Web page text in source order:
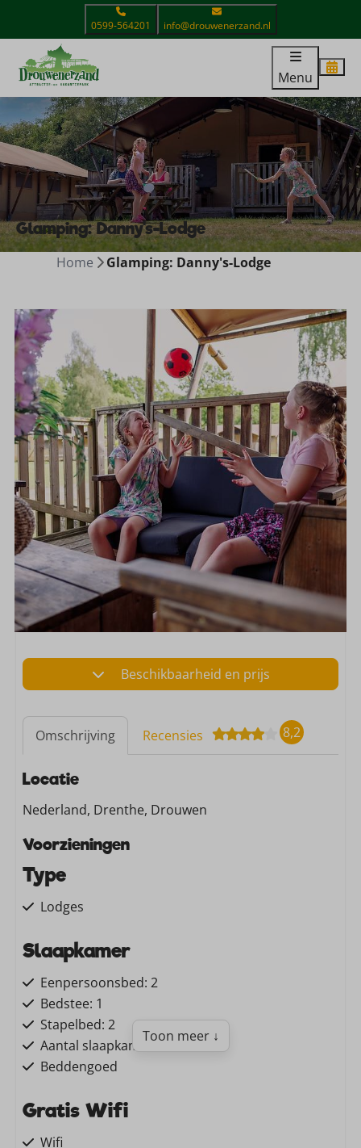
0599-564201 info@drouwenerzand.nl
Menu
Glamping: Danny's-Lodge
Home Glamping: Danny's-Lodge
Beschikbaarheid en prijs
Omschrijving Recensies 8,2
Locatie
Nederland, Drenthe, Drouwen
Voorzieningen
Type
Lodges
Slaapkamer
Eenpersoonsbed: 2
Bedstee: 1
Stapelbed: 2
Aantal slaapkamers: 3
Beddengoed
Gratis Wifi
Wifi
Toon meer ↓